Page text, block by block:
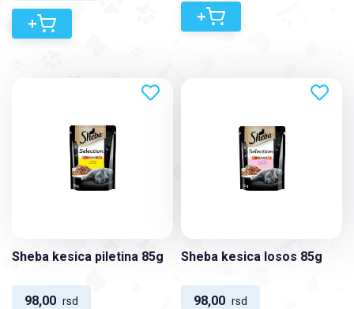
+ +
Sheba kesica piletina 85g
98,00 rsd
Sheba kesica losos 85g
98,00 rsd